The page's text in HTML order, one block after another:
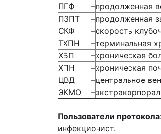
ПГФ
–продолженная
ПЗПТ
–продолженная
СКФ
–скорость
ТХПН
–терминальная
ХБП
–хроническая
ХПН
–хроническая
ЦВД
–центральное
ЭКМО
–
Пользователи протокола
инфекционист.